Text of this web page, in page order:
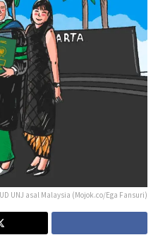
UNJ asal Malaysia (Mojok.co/Ega Fansuri)